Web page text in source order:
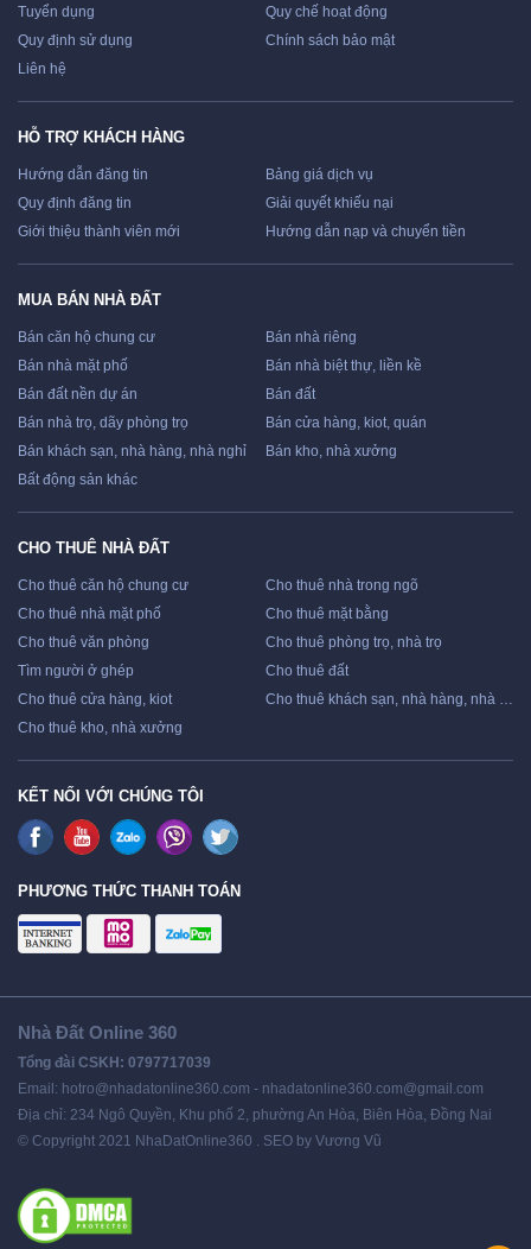
Tuyển dụng
Quy chế hoạt động
Quy định sử dụng
Chính sách bảo mật
Liên hệ
HỖ TRỢ KHÁCH HÀNG
Hướng dẫn đăng tin
Bảng giá dịch vụ
Quy định đăng tin
Giải quyết khiếu nại
Giới thiệu thành viên mới
Hướng dẫn nạp và chuyển tiền
MUA BÁN NHÀ ĐẤT
Bán căn hộ chung cư
Bán nhà riêng
Bán nhà mặt phố
Bán nhà biệt thự, liền kề
Bán đất nền dự án
Bán đất
Bán nhà trọ, dãy phòng trọ
Bán cửa hàng, kiot, quán
Bán khách sạn, nhà hàng, nhà nghỉ
Bán kho, nhà xưởng
Bất động sản khác
CHO THUÊ NHÀ ĐẤT
Cho thuê căn hộ chung cư
Cho thuê nhà trong ngõ
Cho thuê nhà mặt phố
Cho thuê mặt bằng
Cho thuê văn phòng
Cho thuê phòng trọ, nhà trọ
Tìm người ở ghép
Cho thuê đất
Cho thuê cửa hàng, kiot
Cho thuê khách sạn, nhà hàng, nhà nghỉ
Cho thuê kho, nhà xưởng
KẾT NỐI VỚI CHÚNG TÔI
PHƯƠNG THỨC THANH TOÁN
Nhà Đất Online 360
Tổng đài CSKH: 0797717039
Email: hotro@nhadatonline360.com - nhadatonline360.com@gmail.com
Địa chỉ: 234 Ngô Quyền, Khu phố 2, phường An Hòa, Biên Hòa, Đồng Nai
© Copyright 2021 NhaDatOnline360 . SEO by Vương Vũ